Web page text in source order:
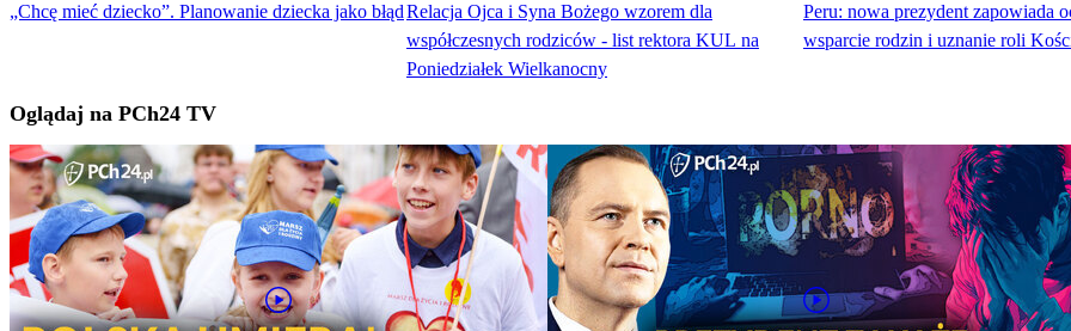
„Chcę mieć dziecko”. Planowanie dziecka jako błądRelacja Ojca i Syna Bożego wzorem dla
współczesnych rodziców - list rektora KUL na
Poniedziałek Wielkanocny
Peru: nowa prezydent zapowiada
wsparcie rodzin i uznanie roli
Oglądaj na PCh24 TV